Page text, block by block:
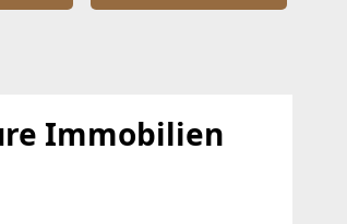
Immobilien